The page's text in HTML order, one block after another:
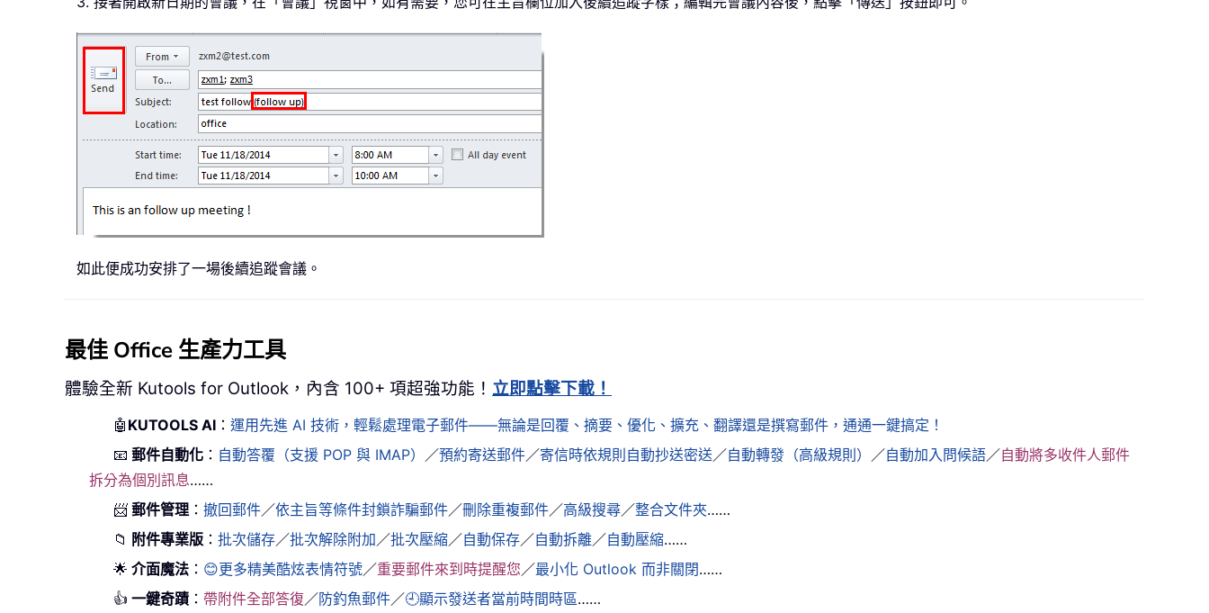
如此便成功安排了一場後續追蹤會議。
最佳 Office 生產力工具
體驗全新 Kutools for Outlook，內含 100+ 項超強功能！ 立即點擊下載！
🤖 KUTOOLS AI ：運用先進 AI 技術，輕鬆處理電子郵件——無論是回覆、摘要、優化、擴充、翻譯還是撰寫郵件，通通一鍵搞定！
📧 郵件自動化 ： 自動答覆（支援 POP 與 IMAP） ／預約寄送郵件／寄信時依規則自動抄送密送／自動轉發（高級規則） ／自動加入問候語／自動將多收件人郵件
拆分為個別訊息……
📨 郵件管理 ：撤回郵件／依主旨等條件封鎖詐騙郵件／刪除重複郵件／高級搜尋／整合文件夾……
📁 附件專業版 ：批次儲存／批次解除附加／批次壓縮／自動保存／自動拆離／自動壓縮……
🌟 介面魔法 ： 😊更多精美酷炫表情符號／重要郵件來到時提醒您／最小化 Outlook 而非關閉……
👍 一鍵奇蹟 ： 帶附件全部答復／防釣魚郵件／🕘顯示發送者當前時間時區……